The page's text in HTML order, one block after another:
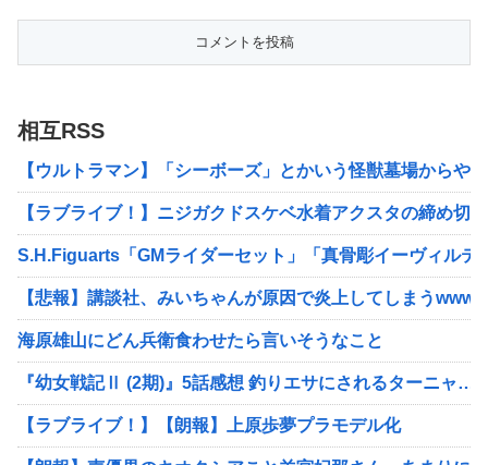
相互RSS
【ウルトラマン】「シーボーズ」とかいう怪獣墓場からや
【ラブライブ！】ニジガクドスケベ水着アクスタの締め切
S.H.Figuarts「GMライダーセット」「真骨彫イーヴィルテ
【悲報】講談社、みいちゃんが原因で炎上してしまう
海原雄山にどん兵衛食わせたら言いそうなこと
『幼女戦記Ⅱ (2期)』5話感想 釣りエサにされるターニャ…
【ラブライブ！】【朗報】上原歩夢プラモデル化